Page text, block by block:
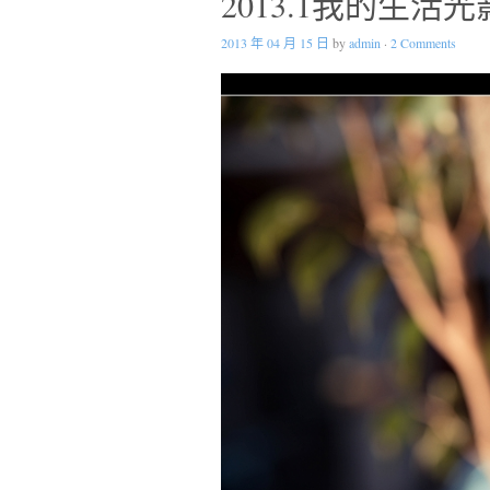
2013 年 04 月 15 日 byadmin · 2 Comments